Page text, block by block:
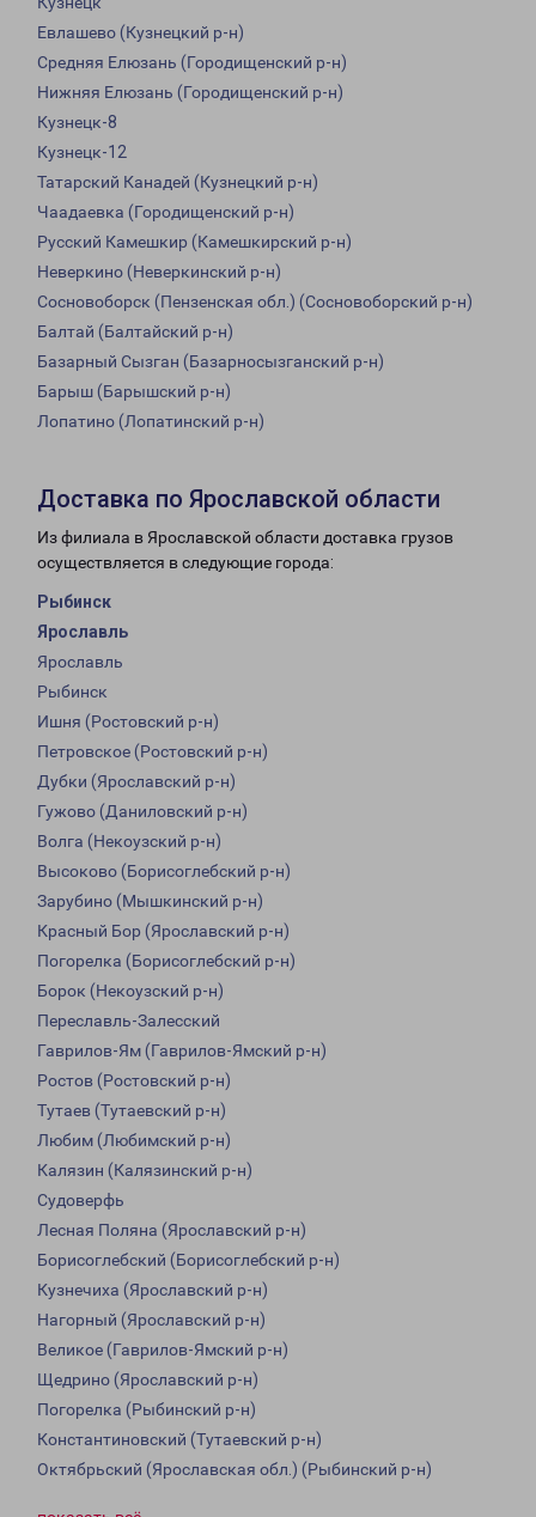
Евлашево (Кузнецкий р-н)
Средняя Елюзань (Городищенский р-н)
Нижняя Елюзань (Городищенский р-н)
Кузнецк-8
Кузнецк-12
Татарский Канадей (Кузнецкий р-н)
Чаадаевка (Городищенский р-н)
Русский Камешкир (Камешкирский р-н)
Неверкино (Неверкинский р-н)
Сосновоборск (Пензенская обл.) (Сосновоборский р-н)
Балтай (Балтайский р-н)
Базарный Сызган (Базарносызганский р-н)
Барыш (Барышский р-н)
Лопатино (Лопатинский р-н)
Доставка по Ярославской области
Из филиала в Ярославской области доставка грузов
осуществляется в следующие города:
Рыбинск
Ярославль
Ярославль
Рыбинск
Ишня (Ростовский р-н)
Петровское (Ростовский р-н)
Дубки (Ярославский р-н)
Гужово (Даниловский р-н)
Волга (Некоузский р-н)
Высоково (Борисоглебский р-н)
Зарубино (Мышкинский р-н)
Красный Бор (Ярославский р-н)
Погорелка (Борисоглебский р-н)
Борок (Некоузский р-н)
Переславль-Залесский
Гаврилов-Ям (Гаврилов-Ямский р-н)
Ростов (Ростовский р-н)
Тутаев (Тутаевский р-н)
Любим (Любимский р-н)
Калязин (Калязинский р-н)
Судоверфь
Лесная Поляна (Ярославский р-н)
Борисоглебский (Борисоглебский р-н)
Кузнечиха (Ярославский р-н)
Нагорный (Ярославский р-н)
Великое (Гаврилов-Ямский р-н)
Щедрино (Ярославский р-н)
Погорелка (Рыбинский р-н)
Константиновский (Тутаевский р-н)
Октябрьский (Ярославская обл.) (Рыбинский р-н)